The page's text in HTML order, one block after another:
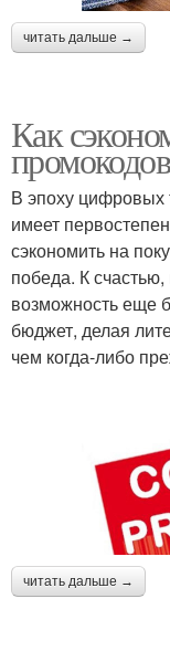
читать дальше →
Как
В эпоху цифровых
имеет
сэкономить на
победа. К
возможность еще
бюджет, делая
чем когда-либо
читать дальше →